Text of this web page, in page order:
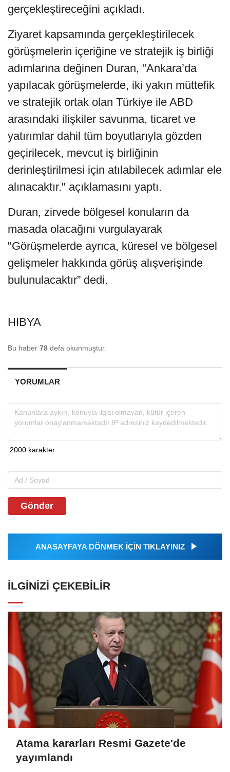
gerçekleştireceğini açıkladı.
Ziyaret kapsamında gerçekleştirilecek
görüşmelerin içeriğine ve stratejik iş birliği
adımlarına değinen Duran, "Ankara’da
yapılacak görüşmelerde, iki yakın müttefik
ve stratejik ortak olan Türkiye ile ABD
arasındaki ilişkiler savunma, ticaret ve
yatırımlar dahil tüm boyutlarıyla gözden
geçirilecek, mevcut iş birliğinin
derinleştirilmesi için atılabilecek adımlar ele
alınacaktır." açıklamasını yaptı.
Duran, zirvede bölgesel konuların da
masada olacağını vurgulayarak
"Görüşmelerde ayrıca, küresel ve bölgesel
gelişmeler hakkında görüş alışverişinde
bulunulacaktır” dedi.
HIBYA
Bu haber 78 defa okunmuştur.
YORUMLAR
Gönder
ANASAYFAYA DÖNMEK İÇİN TIKLAYINIZ
İLGINIZI ÇEKEBILIR
Atama kararları Resmi Gazete'de
yayımlandı